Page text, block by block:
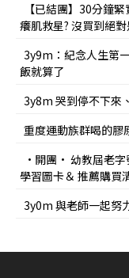
【已結團】30分鐘
癢肌救星? 沒買到絕對
3y9m：紀念人生第
飯就算了
3y8m 哭到停不下來
重度運動族群喝的膠
•開團• 幼教屆老字
學習圖卡＆ 推薦購買
3y0m 與老師一起努